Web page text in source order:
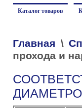
Каталог товаров
Главная \
прохода и